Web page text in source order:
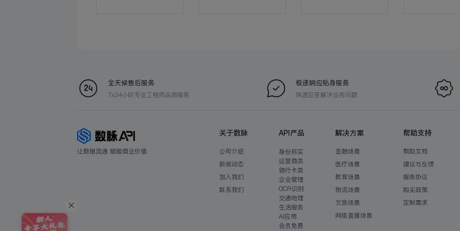
全天候售后服务
7x24小时专业工程师品质服务
极速响应贴身服务
快速应答解决业务问题
让数据流通 赋能商业价值
关于数脉
公司介绍
新闻动态
加入我们
联系我们
API产品
身份核实
运营商类
银行卡类
企业管理
OCR识别
交通地理
生活服务
AI应用
会员免费
解决方案
金融场景
医疗场景
教育场景
物流场景
文旅场景
网络直播场景
帮助支持
帮助文档
建议与反馈
服务协议
购买政策
定制需求